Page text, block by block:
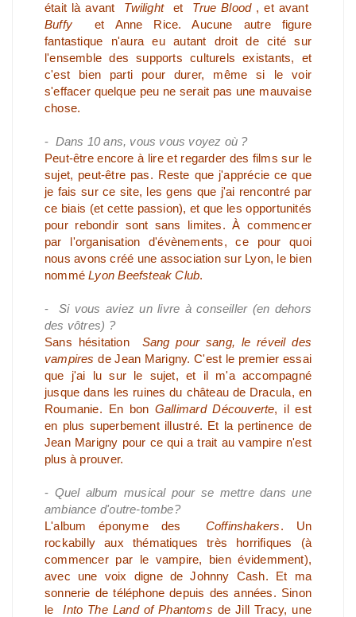
était là avant Twilight et True Blood, et avant
Buffy
et Anne Rice. Aucune autre figure
fantastique n'aura eu autant droit de cité sur
l'ensemble des supports culturels existants, et
c'est bien parti pour durer, même si le voir
s'effacer quelque peu ne serait pas une mauvaise
chose.
- Dans 10 ans, vous vous voyez où ?
Peut-être encore à lire et regarder des films sur le
sujet, peut-être pas. Reste que j'apprécie ce que
je fais sur ce site, les gens que j'ai rencontré par
ce biais (et cette passion), et que les opportunités
pour rebondir sont sans limites. À commencer
par l'organisation d'évènements, ce pour quoi
nous avons créé une association sur Lyon, le bien
nomméLyon Beefsteak Club.
- Si vous aviez un livre à conseiller (en dehors
des vôtres) ?
Sans hésitation Sang pour sang, le réveil des
vampires de Jean Marigny. C'est le premier essai
que j'ai lu sur le sujet, et il m'a accompagné
jusque dans les ruines du château de Dracula, en
Roumanie. En bon Gallimard Découverte, il est
en plus superbement illustré. Et la pertinence de
Jean Marigny pour ce qui a trait au vampire n'est
plus à prouver.
- Quel album musical pour se mettre dans une
ambiance d'outre-tombe?
L'album éponyme des Coffinshakers. Un
rockabilly aux thématiques très horrifiques (à
commencer par le vampire, bien évidemment),
avec une voix digne de Johnny Cash. Et ma
sonnerie de téléphone depuis des années. Sinon
leInto The Land of Phantoms de Jill Tracy, une